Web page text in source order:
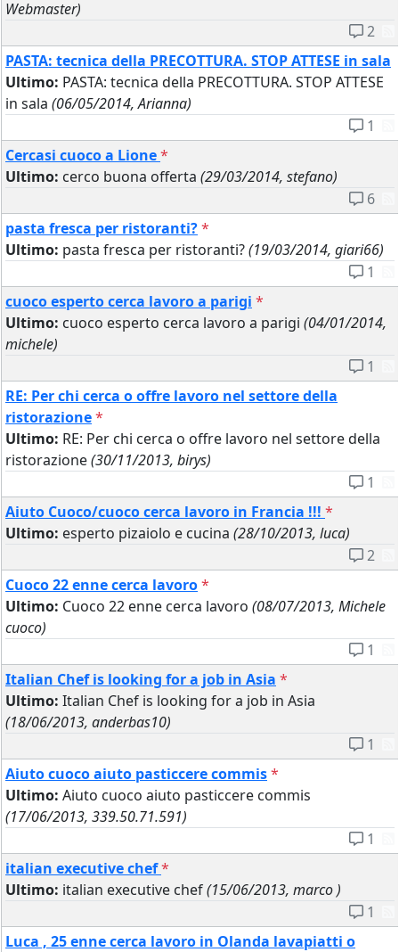
Webmaster)
2
PASTA: tecnica della PRECOTTURA. STOP ATTESE in sala
Ultimo: PASTA: tecnica della PRECOTTURA. STOP ATTESE
in sala (06/05/2014, Arianna)
1
Cercasi cuoco a Lione*
Ultimo: cerco buona offerta (29/03/2014, stefano)
6
pasta fresca per ristoranti?*
Ultimo: pasta fresca per ristoranti?(19/03/2014, giari66)
1
cuoco esperto cerca lavoro a parigi *
Ultimo: cuoco esperto cerca lavoro a parigi (04/01/2014,
michele)
1
RE: Per chi cerca o offre lavoro nel settore della
ristorazione*
Ultimo: RE: Per chi cerca o offre lavoro nel settore della
ristorazione(30/11/2013, birys)
1
Aiuto Cuoco/cuoco cerca lavoro in Francia !!! *
Ultimo: esperto pizaiolo e cucina (28/10/2013, luca)
2
Cuoco 22 enne cerca lavoro*
Ultimo: Cuoco 22 enne cerca lavoro (08/07/2013, Michele
cuoco)
1
Italian Chef is looking for a job in Asia *
Ultimo: Italian Chef is looking for a job in Asia
(18/06/2013, anderbas10)
1
Aiuto cuoco aiuto pasticcere commis*
Ultimo: Aiuto cuoco aiuto pasticcere commis
(17/06/2013, 339.50.71.591)
1
italian executive chef*
Ultimo: italian executive chef(15/06/2013, marco )
1
Luca , 25 enne cerca lavoro in Olanda lavapiatti o